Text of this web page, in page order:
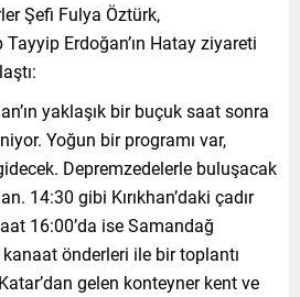
Şefi Fulya Öztürk,
Erdoğan’ın Hatay ziyareti
yaklaşık bir buçuk saat sonra
Yoğun bir programı var,
Depremzedelerle buluşacak
14:30 gibi Kırıkhan’daki çadır
16:00’da ise Samandağ
önderleri ile bir toplantı
gelen konteyner kent ve